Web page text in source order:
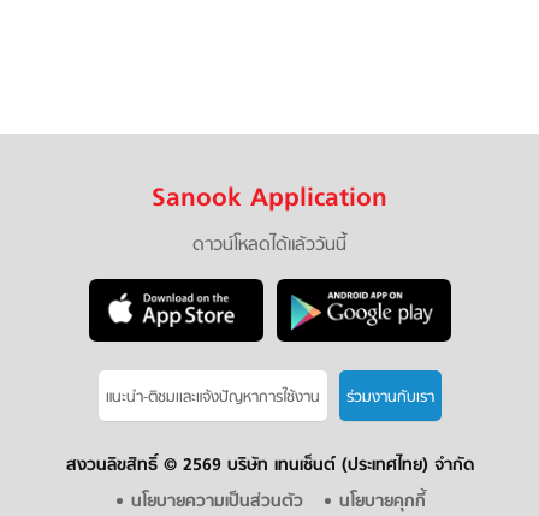
Sanook Application
ดาวน์โหลดได้แล้ววันนี้
แนะนำ-ติชมเเละแจ้งปัญหาการใช้งาน ร่วมงานกับเรา
สงวนลิขสิทธิ์ © 2569 บริษัท เทนเซ็นต์ (ประเทศไทย) จำกัด
นโยบายความเป็นส่วนตัว
นโยบายคุกกี้